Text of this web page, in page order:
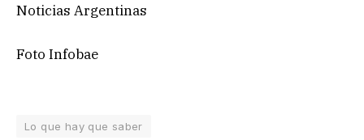
Noticias Argentinas
Foto Infobae
Lo que hay que saber